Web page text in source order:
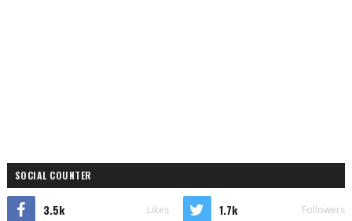
SOCIAL COUNTER
3.5k Likes 1.7k Followers